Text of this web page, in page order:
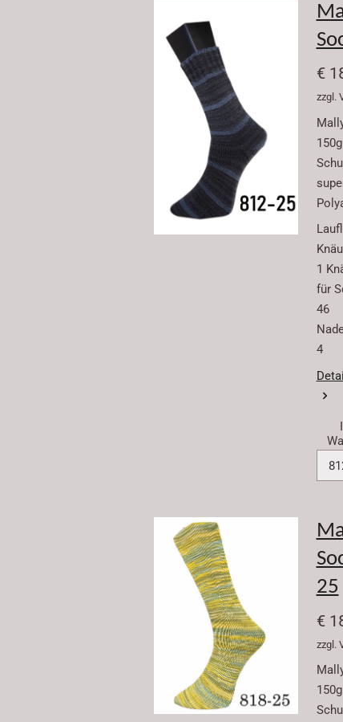
€
zzgl.
1
für
46
4
25
€
zzgl.